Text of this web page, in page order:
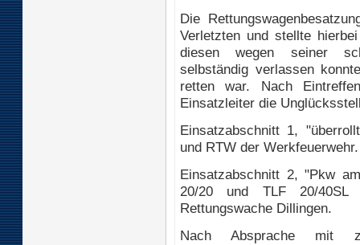
Die
Verletzten und stellte
diesen wegen seiner
selbständig verlassen
retten war. Nach
Einsatzleiter die
Einsatzabschnitt 1,
und RTW der Werkfeuerwehr.
Einsatzabschnitt 2, "Pkw
20/20 und TLF 20/
Rettungswache Dillingen.
Nach Absprache mit